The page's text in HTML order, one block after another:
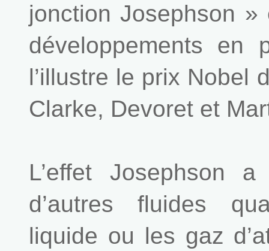
jonction Josephson
développements en
l’illustre le prix Nobel
Clarke, Devoret et
L’effet Josephson
d’autres fluides
liquide ou les gaz